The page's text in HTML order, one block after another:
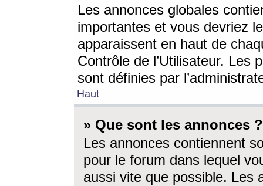
Les annonces globales
importantes et vous devriez
apparaissent en haut de
Contrôle de l’Utilisateur. Les
sont définies par
Haut
» Que sont les annonces ?
Les annonces contiennent
pour le forum dans lequel
aussi vite que possible. Les